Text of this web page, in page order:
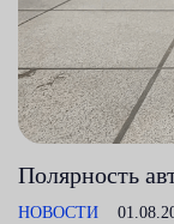
Полярность
НОВОСТИ